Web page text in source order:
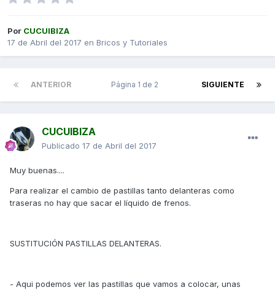
Por CUCUIBIZA
17 de Abril del 2017 en Bricos y Tutoriales
ANTERIOR SIGUIENTE
Página 1 de 2
CUCUIBIZA
Publicado 17 de Abril del 2017
Muy buenas....
Para realizar el cambio de pastillas tanto delanteras como
traseras no hay que sacar el líquido de frenos.
SUSTITUCIÓN PASTILLAS DELANTERAS.
- Aqui podemos ver las pastillas que vamos a colocar, unas